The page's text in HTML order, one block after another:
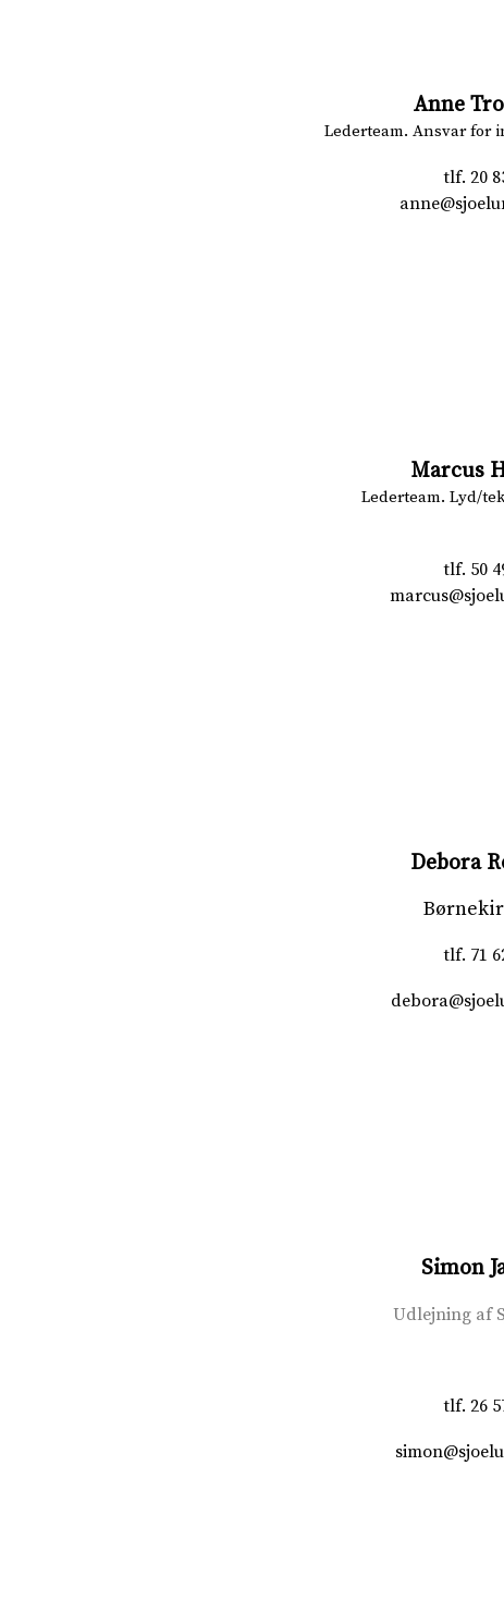
Anne
Lederteam. Ansvar for
tlf. 20
Marcus
Lederteam. Lyd/
tlf. 50
Debora
tlf. 71
Simon
Udlejning af
tlf. 26